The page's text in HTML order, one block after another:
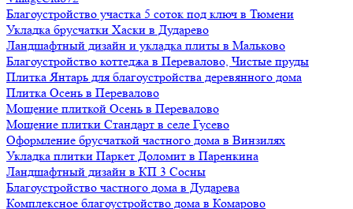
Благоустройство участка 5 соток под ключ в Тюмени
Укладка брусчатки Хаски в Дударево
Ландшафтный дизайн и укладка плиты в Мальково
Благоустройство коттеджа в Перевалово, Чистые пруды
Плитка Янтарь для благоустройства деревянного дома
Плитка Осень в Перевалово
Мощение плиткой Осень в Перевалово
Мощение плитки Стандарт в селе Гусево
Оформление брусчаткой частного дома в Винзилях
Укладка плитки Паркет Доломит в Паренкина
Ландшафтный дизайн в КП 3 Сосны
Благоустройство частного дома в Дударева
Комплексное благоустройство дома в Комарово